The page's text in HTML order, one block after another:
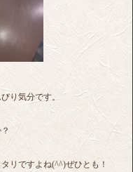
り気分です。
リですよね(^^)ぜひとも！